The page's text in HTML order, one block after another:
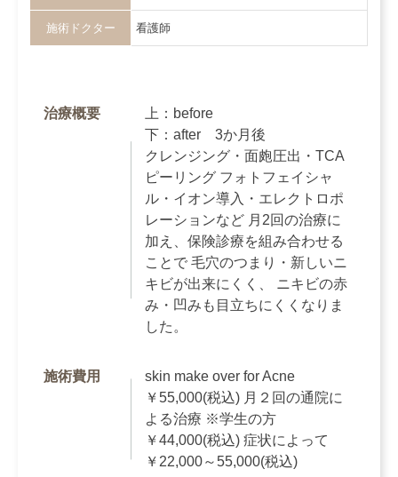
施術ドクター 看護師
治療概要
上：before
下：after 3か月後
クレンジング・面皰圧出・TCA
ピーリング フォトフェイシャ
ル・イオン導入・エレクトロポ
レーションなど 月2回の治療に
加え、保険診療を組み合わせる
ことで 毛穴のつまり・新しいニ
キビが出来にくく、 ニキビの赤
み・凹みも目立ちにくくなりま
した。
施術費用
skin make over for Acne
￥55,000(税込) 月２回の通院に
よる治療 ※学生の方
￥44,000(税込) 症状によって
￥22,000～55,000(税込)